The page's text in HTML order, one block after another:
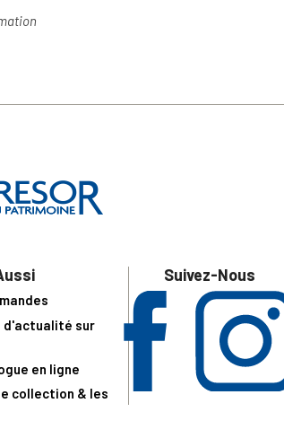
d'actualité sur
en ligne
collection & les
Suivez-Nous